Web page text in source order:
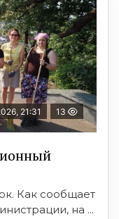
21:31 13
Как сообщает
на ...